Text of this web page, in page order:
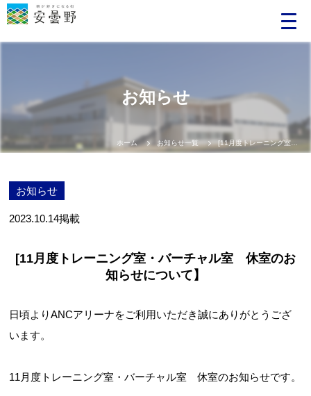
お知らせ
ホーム お知らせ一覧 [11月度トレーニング室・バーチャル室 休室のお知らせについて】
お知らせ
2023.10.14掲載
[11月度トレーニング室・バーチャル室 休室のお
知らせについて】
日頃よりANCアリーナをご利用いただき誠にありがとうござ
います。
11月度トレーニング室・バーチャル室 休室のお知らせです。